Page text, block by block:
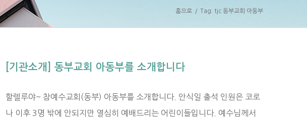
홈으로 / Tag: tjc 동부교회 아동부
[기관소개] 동부교회 아동부를 소개합니다
할렐루야~ 참예수교회(동부) 아동부를 소개합니다. 안식일 출석 인원은 코로
나 이후 3명 밖에 안되지만 열심히 예배드리는 어린이들입니다. 예수님께서